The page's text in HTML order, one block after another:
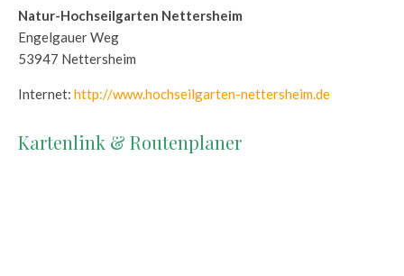
Natur-Hochseilgarten Nettersheim
Engelgauer Weg
53947 Nettersheim
Internet: http://www.hochseilgarten-nettersheim.de
Kartenlink & Routenplaner